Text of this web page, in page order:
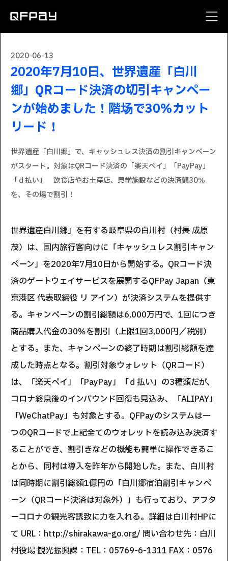
2020-06-13
2020年7月10日、世界遺産「白川
郷」QRコード決済の切引キャンペー
ンが始めました！階场で30％カット
リード！
世界遺産「白川郷」で、キャッシュレス決済の割引キャンペーン
がスタート。対象はQRコード決済の「楽天ペイ」「PayPay」
「ｄ払い」 飲食店やお土産店、見学施設などの決済額30％
を、その場で割引！
世界遺産白川郷」を有する岐阜県の白川村（村長 成原
茂）は、国内旅行客向けに「キャッシュレス割引キャン
ペーン」を2020年7月10日から開始する。QRコード決
済のゲートウェイサービスを展開するQFPay Japan（東
京港区 代表取締役 リ アイン）が決済システムを提供す
る。キャンペーンの割引総額は6,000万円で、1回につき
商品購入代金の30％を割引（上限1回3,000円／税別）
とする。また、キャンペーンの終了時期は割引総額を達
成した時点となる。割引対象ウォレット（QRコード）
は、「楽天ペイ」「PayPay」「ｄ払い」の3種類だが、
コロナ終息後のインバウンド回復も見込み、「ALIPAY」
「WeChatPay」も対象とする。QFPayのシステムは一
つのQRコードで上記全てのウォレットを読み込み決済す
ることができ、割引きなどの機能も簡単に操作できるこ
とから、同村は導入を昨年から開始した。また、白川村
は同時期に割引総額1億円の「白川郷宿泊割引キャンペ
ーン（QRコード決済は対象外）」も行っており、アフタ
ーコロナの観光客誘致に力を入れる。詳細は白川村HPに
て URL：http://shirakawa-go.org/ 問い合わせ先：白川
村役場 観光振興課：TEL：05769-6-1311 FAX：0576